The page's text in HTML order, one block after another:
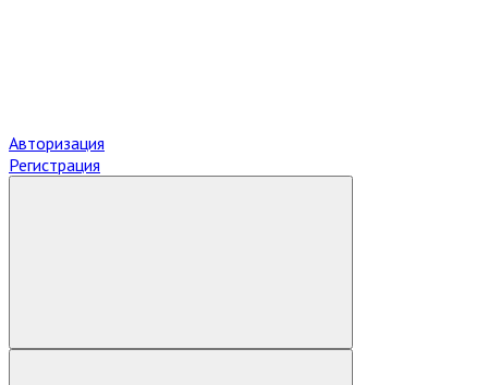
Авторизация
Регистрация